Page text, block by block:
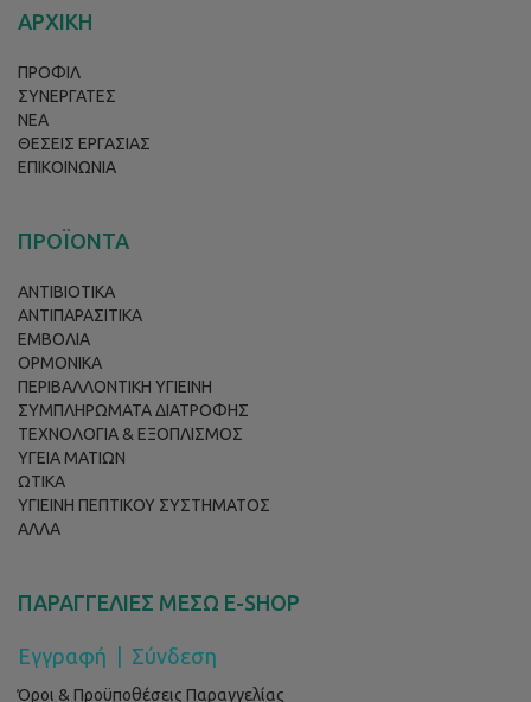
ΑΡΧΙΚΗ
ΠΡΟΦΙΛ
ΣΥΝΕΡΓΑΤΕΣ
ΝΕΑ
ΘΕΣΕΙΣ ΕΡΓΑΣΙΑΣ
ΕΠΙΚΟΙΝΩΝΙΑ
ΠΡΟΪΟΝΤΑ
ΑΝΤΙΒΙΟΤΙΚΑ
ΑΝΤΙΠΑΡΑΣΙΤΙΚΑ
ΕΜΒΟΛΙΑ
ΟΡΜΟΝΙΚΑ
ΠΕΡΙΒΑΛΛΟΝΤΙΚΗ ΥΓΙΕΙΝΗ
ΣΥΜΠΛΗΡΩΜΑΤΑ ΔΙΑΤΡΟΦΗΣ
ΤΕΧΝΟΛΟΓΙΑ & ΕΞΟΠΛΙΣΜΟΣ
ΥΓΕΙΑ ΜΑΤΙΩΝ
ΩΤΙΚΑ
ΥΓΙΕΙΝΗ ΠΕΠΤΙΚΟΥ ΣΥΣΤΗΜΑΤΟΣ
ΑΛΛΑ
ΠΑΡΑΓΓΕΛΙΕΣ ΜΕΣΩ E-SHOP
Εγγραφή Σύνδεση
Όροι & Προϋποθέσεις Παραγγελίας